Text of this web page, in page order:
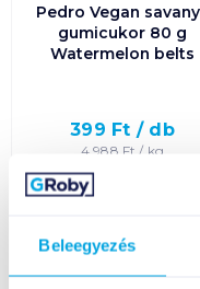
Beleegyezés
Pedro Vegan
gumicukor 80 g
Watermelon belts
399 Ft / db
4 988 Ft / kg
Kosárba
1 karton = 20 db
+1 karton a kosárba